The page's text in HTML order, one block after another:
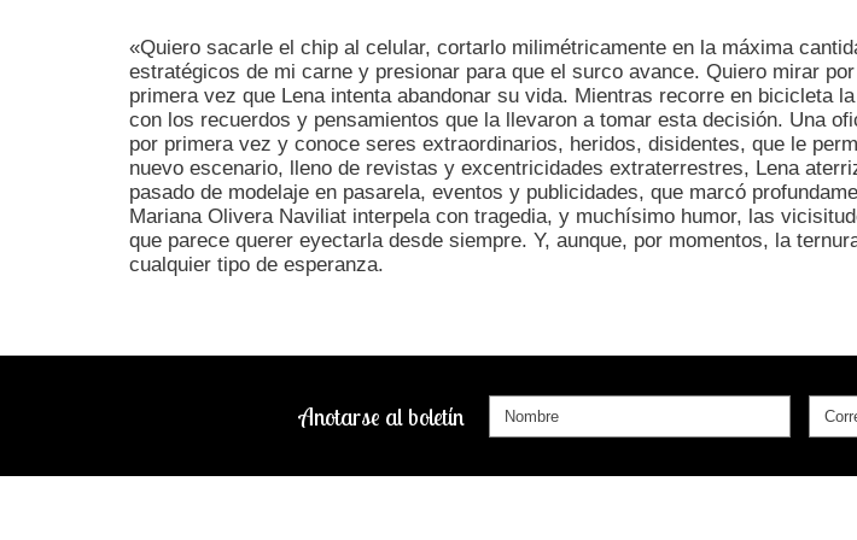
«Quiero sacarle el chip al celular, cortarlo milimétricamente en la máxima
estratégicos de mi carne y presionar para que el surco avance. Quiero mirar
primera vez que Lena intenta abandonar su vida. Mientras recorre en bicicleta
con los recuerdos y pensamientos que la llevaron a tomar esta decisión. Una
por primera vez y conoce seres extraordinarios, heridos, disidentes, que le
nuevo escenario, lleno de revistas y excentricidades extraterrestres, Lena
pasado de modelaje en pasarela, eventos y publicidades, que marcó
Mariana Olivera Naviliat interpela con tragedia, y muchísimo humor, las
que parece querer eyectarla desde siempre. Y, aunque, por momentos, la
cualquier tipo de esperanza.
Anotarse al boletín